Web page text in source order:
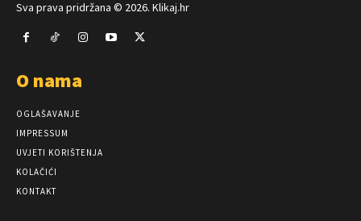
Sva prava pridržana © 2026. Klikaj.hr
O nama
OGLAŠAVANJE
IMPRESSUM
UVJETI KORIŠTENJA
KOLAČIĆI
KONTAKT